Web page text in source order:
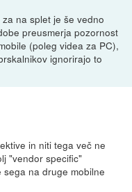
na splet je še vedno
preusmerja pozornost
(poleg videa za PC),
ignorirajo to
in niti tega več ne
"vendor specific"
na druge mobilne